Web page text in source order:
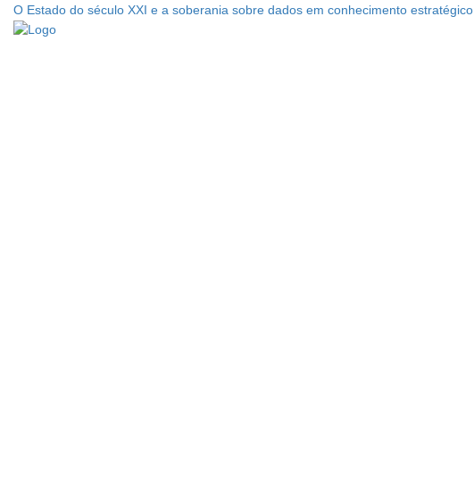
O Estado do século XXI e a soberania sobre dados em conhecimento estratégico